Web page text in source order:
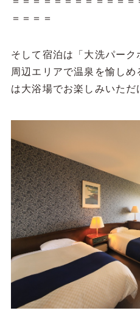
＝＝＝＝
そして宿泊は「大洗パーク
周辺エリアで温泉を愉し
は大浴場でお楽しみいただ